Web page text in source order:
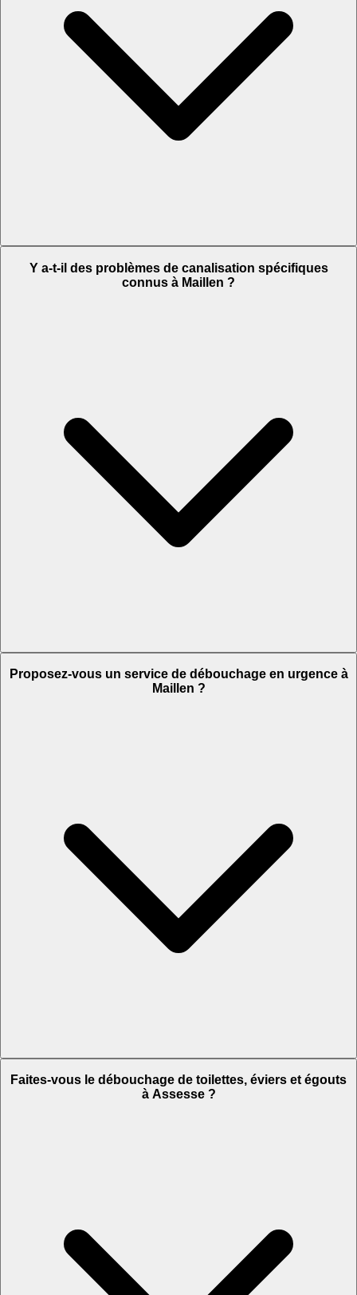
Y a-t-il des problèmes de canalisation spécifiques
connus à Maillen ?
Proposez-vous un service de débouchage en urgence à
Maillen ?
Faites-vous le débouchage de toilettes, éviers et égouts
à Assesse ?